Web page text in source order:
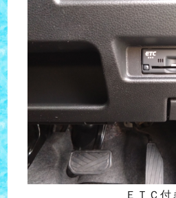
ＥＴＣ付